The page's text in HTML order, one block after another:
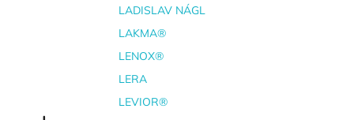
LADISLAV NÁGL
LAKMA®
LENOX®
LERA
LEVIOR®